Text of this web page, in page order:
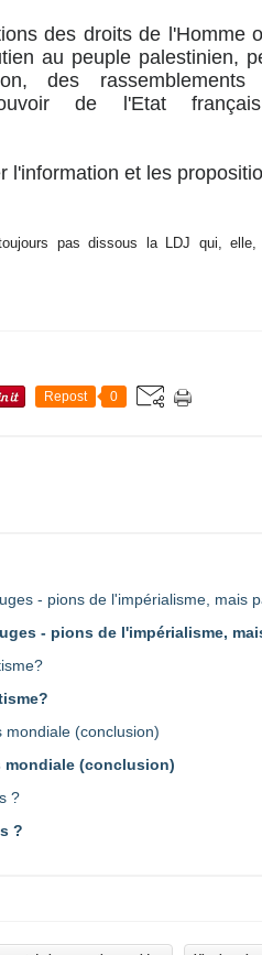
des droits de l'Homme
au peuple palestinien,
des
de l'Etat
l'information et les
pas dissous la LDJ qui,
Repost 0
- pions de l'impérialisme,
mondiale (conclusion)
?